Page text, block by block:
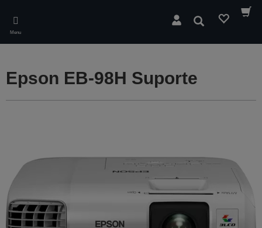
main
content
Menu
Pesquisar
Epson EB-98H Suporte